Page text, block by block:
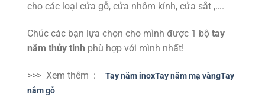
cho các loại cửa gỗ, cửa nhôm kính, cửa sắt ,….
Chúc các bạn lựa chọn cho mình được 1 bộ tay
nắm thủy tinh phù hợp với mình nhất!
>>> Xem thêm : Tay nắm inoxTay nắm mạ vàngTay
nắm gỗ